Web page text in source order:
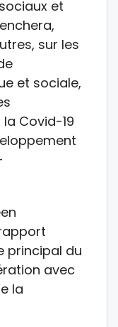
et
sur les
et sociale,
Covid-19
principal du
avec
la